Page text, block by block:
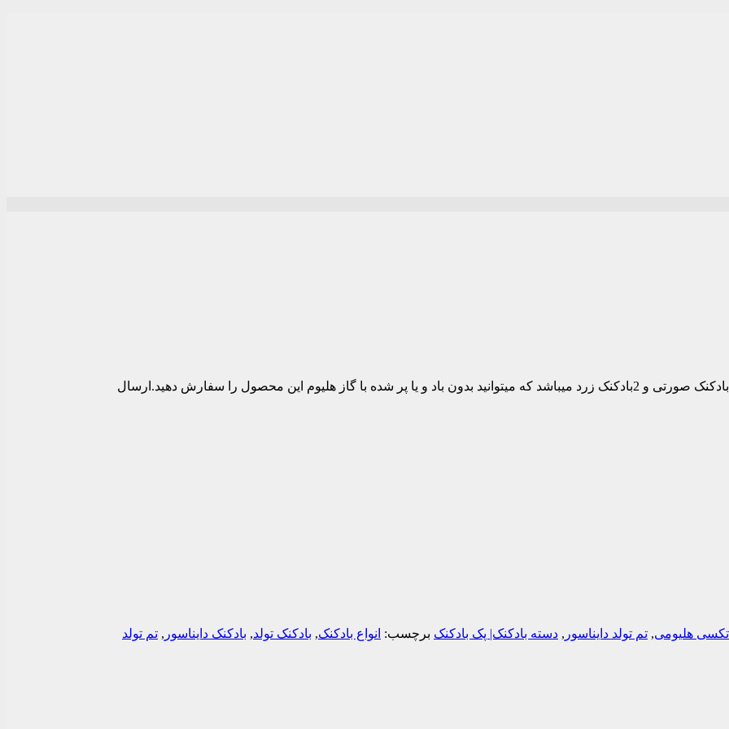
این دسته بادکنک شامل 1عدد فویلی دایناسور صورتی 2بادکنک آبی و 2بادکنک صورتی و 2بادکنک زرد میباشد که میتوانید بدون باد و یا پر شده با گاز هلیوم این محصول را سفارش دهید.ارسال
هلیومی, تم تولد دایناسور , دسته بادکنک| پک بادکنک برچسب: انواع بادکنک, بادکنک تولد, بادکنک دایناسور , تم تولد